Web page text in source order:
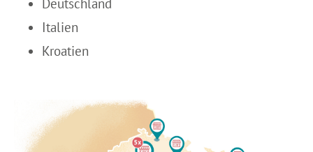
Italien
Kroatien